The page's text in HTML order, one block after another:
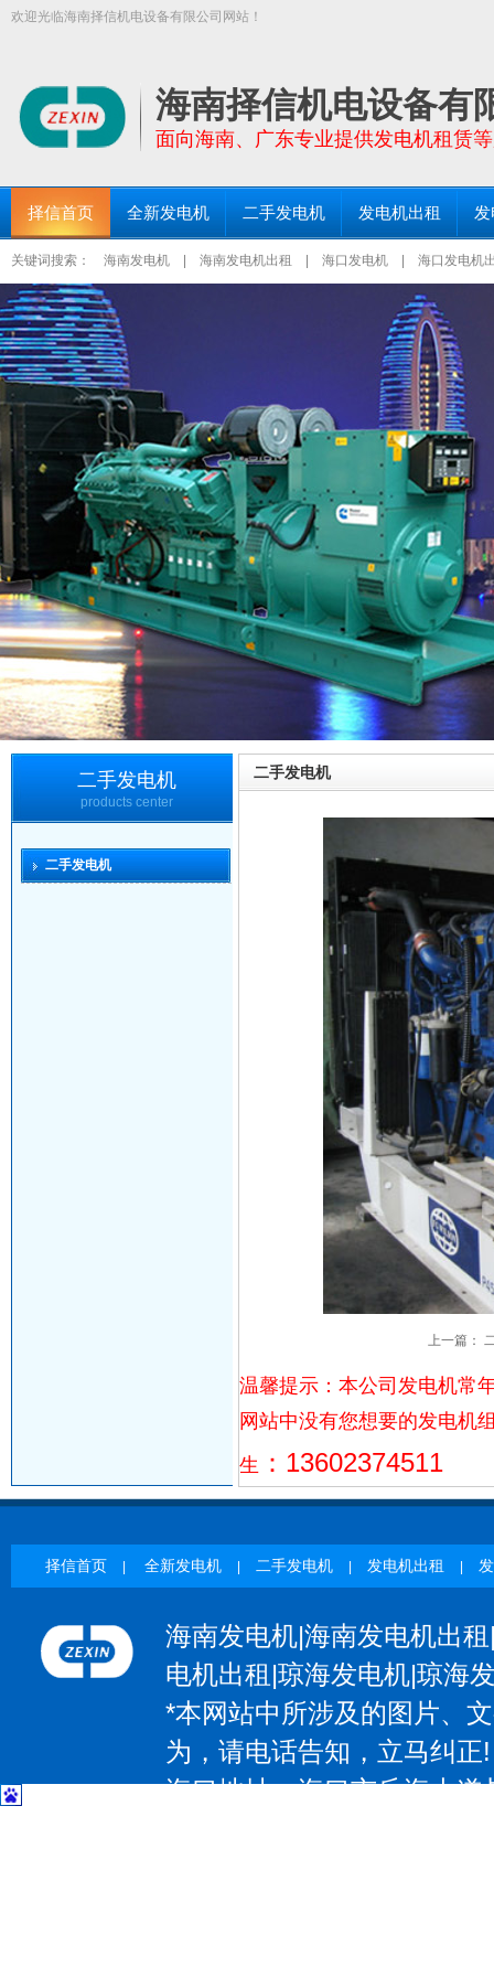
欢迎光临海南择信机电设备有限公司网站！
三亚发电机出租、琼海发电机出租等区域均设有仓库和服务点！
海南择信机电设备有
面向海南、广东专业提供发电机租赁
择信首页 全新发电机 二手发电机 发电机出租
关键词搜索： 海南发电机 海南发电机出租 海口发电机 海口发电机
二手发电机
上一篇：
温馨提示：本公司发电机常
网站中没有您想要的发电机
生 ：13602374511
二手发电机
products center
二手发电机
择信首页 全新发电机 二手发电机 发电机出租
海南发电机|海南发电机出
电机出租|琼海发电机|琼海
*本网站中所涉及的图片、
为，请电话告知，立马纠
海口地址：海口市丘海大